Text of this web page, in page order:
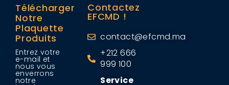
Télécharger
Notre
Plaquette
Produits
Entrez votre
e-mail et
nous vous
enverrons
notre
Contactez
EFCMD !
contact@efcmd.ma
+212 666
999 100
Service